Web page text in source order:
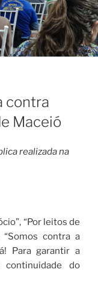
contra
Maceió
realizada na
“Por leitos de
contra a
Para garantir a
do